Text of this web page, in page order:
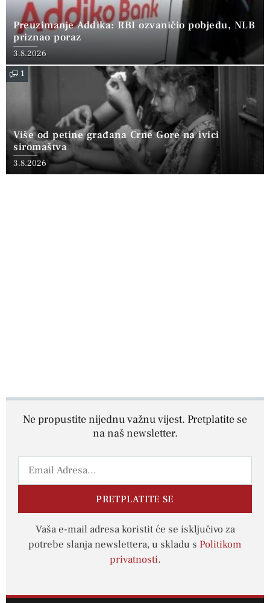
Preuzimanje Addika: RBI ozvaničio pobjedu, NLB
priznao poraz
3.8.2026
1
Više od petine građana Crne Gore na ivici
siromaštva
3.8.2026
Ne propustite nijednu važnu vijest. Pretplatite se
na naš newsletter.
PRETPLATITE SE
Vaša e-mail adresa koristit će se isključivo za
potrebe slanja newslettera, u skladu s Politikom
privatnosti.